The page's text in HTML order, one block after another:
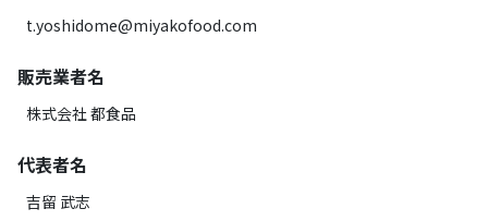
t.yoshidome@miyakofood.com
販売業者名
株式会社 都食品
代表者名
吉留 武志